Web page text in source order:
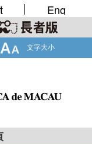
文字大小
Eng